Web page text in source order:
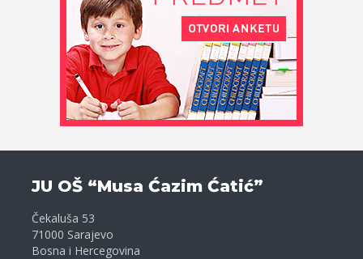
JU OŠ “Musa Ćazim Ćatić”
Čekaluša 53
71000 Sarajevo
Bosna i Hercegovina